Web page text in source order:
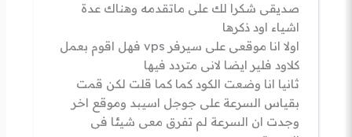
صديقى شكرا لك على ماتقدمه وهناك عدة
اشياء اود ذكرها
اولا انا موقعى على سيرفر vps فهل اقوم بعمل
كلاود فلير ايضا لانى متردد فيها
ثانيا انا وضعت الكود كما كما قلت لكن قمت
بقياس السرعة على جوجل اسيبد وموقع اخر
وجدت ان السرعة لم تفرق معى شيئا فى